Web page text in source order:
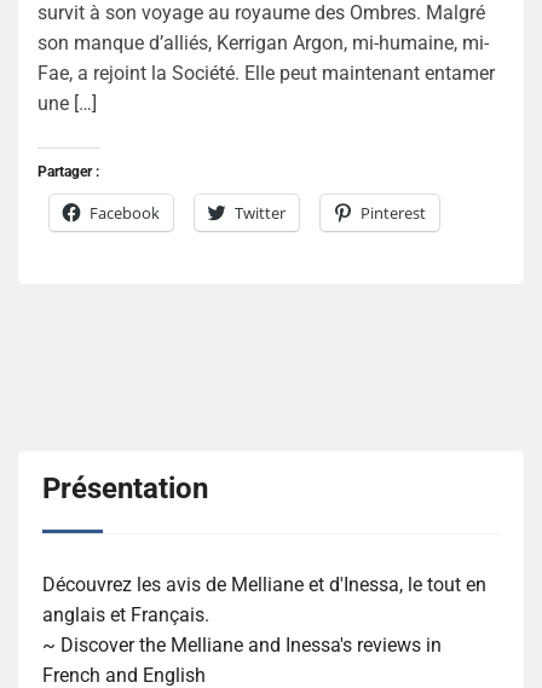
survit à son voyage au royaume des Ombres. Malgré
son manque d’alliés, Kerrigan Argon, mi-humaine, mi-
Fae, a rejoint la Société. Elle peut maintenant entamer
une […]
Partager :
Facebook Twitter Pinterest
Présentation
Découvrez les avis de Melliane et d'Inessa, le tout en
anglais et Français.
~ Discover the Melliane and Inessa's reviews in
French and English